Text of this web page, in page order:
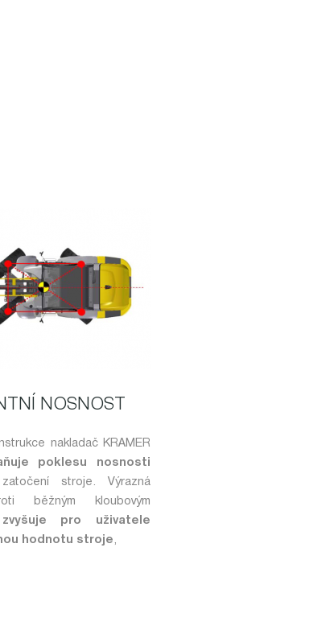
NOSNOST
nakladač KRAMER
poklesu nosnosti
stroje. Výrazná
běžným kloubovým
zvyšuje pro uživatele
hodnotu stroje,